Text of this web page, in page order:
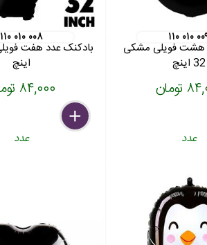
۰۱۰ ۰۰۹
هشت فویلی مشکی
32 اینچ
عدد
۱۱۰ ۰۱۰ ۰۰۸
اینچ
۸۴,۰۰۰ تومان
delete
remove
add
عدد